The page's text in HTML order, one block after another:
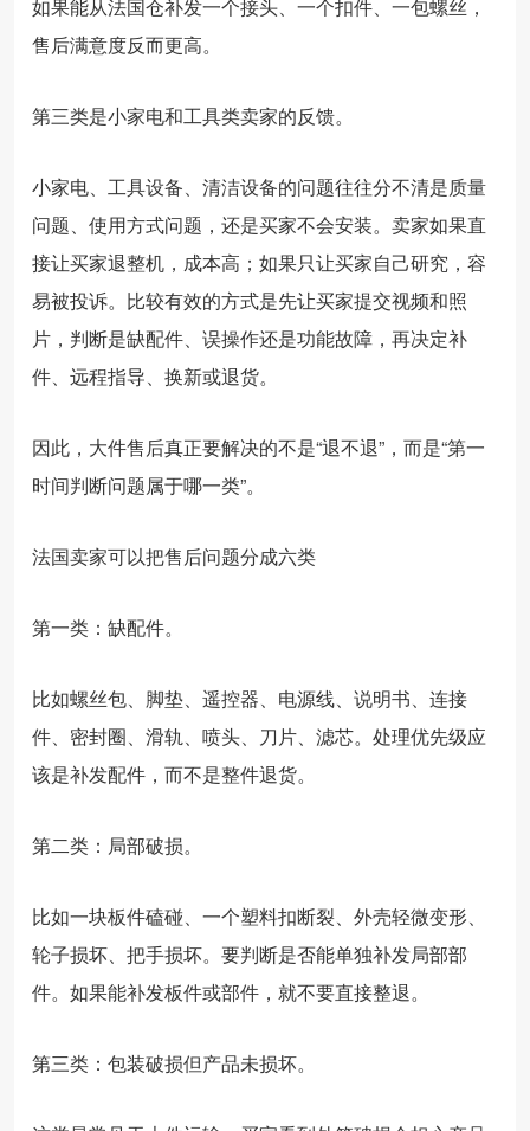
如果能从法国仓补发一个接头、一个扣件、一包螺丝，
售后满意度反而更高。
第三类是小家电和工具类卖家的反馈。
小家电、工具设备、清洁设备的问题往往分不清是质量
问题、使用方式问题，还是买家不会安装。卖家如果直
接让买家退整机，成本高；如果只让买家自己研究，容
易被投诉。比较有效的方式是先让买家提交视频和照
片，判断是缺配件、误操作还是功能故障，再决定补
件、远程指导、换新或退货。
因此，大件售后真正要解决的不是“退不退”，而是“第一
时间判断问题属于哪一类”。
法国卖家可以把售后问题分成六类
第一类：缺配件。
比如螺丝包、脚垫、遥控器、电源线、说明书、连接
件、密封圈、滑轨、喷头、刀片、滤芯。处理优先级应
该是补发配件，而不是整件退货。
第二类：局部破损。
比如一块板件磕碰、一个塑料扣断裂、外壳轻微变形、
轮子损坏、把手损坏。要判断是否能单独补发局部部
件。如果能补发板件或部件，就不要直接整退。
第三类：包装破损但产品未损坏。